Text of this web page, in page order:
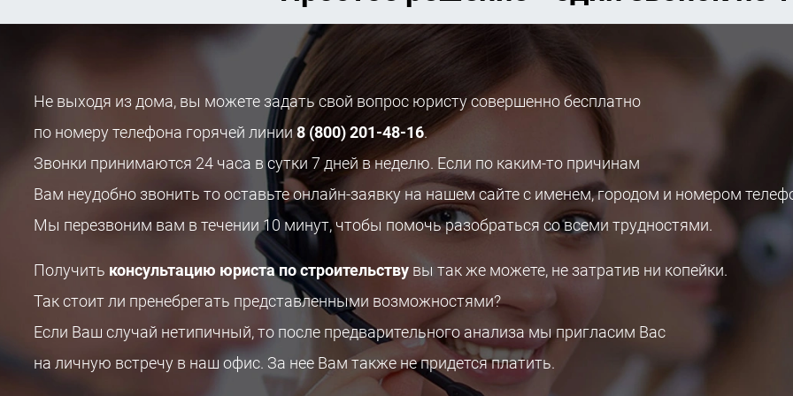
Не выходя из дома, вы можете задать свой вопрос юристу совершенно бесплатно
по номеру телефона горячей линии8 (800) 201-48-16.
Звонки принимаются 24 часа в сутки 7 дней в неделю. Если по каким-то причинам
Вам неудобно звонить то оставьте онлайн-заявку на нашем сайте с именем, городом и номером
Мы перезвоним вам в течении 10 минут, чтобы помочь разобраться со всеми трудностями.
Получить консультацию юриста по строительству вы так же можете, не затратив ни копейки.
Так стоит ли пренебрегать представленными возможностями?
Если Ваш случай нетипичный, то после предварительного анализа мы пригласим Вас
на личную встречу в наш офис. За нее Вам также не придется платить.